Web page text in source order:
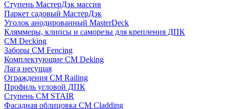
Ступень МастерДэк массив
Паркет садовый МастерДэк
Уголок анодированный MasterDeck
Кляммеры, клипсы и саморезы для крепления ДПК
CM Decking
Заборы CM Fencing
Комплектующие CM Deking
Лага несущая
Ограждения CM Railing
Профиль угловой ДПК
Ступень CM STAIR
Фасадная облицовка CM Cladding